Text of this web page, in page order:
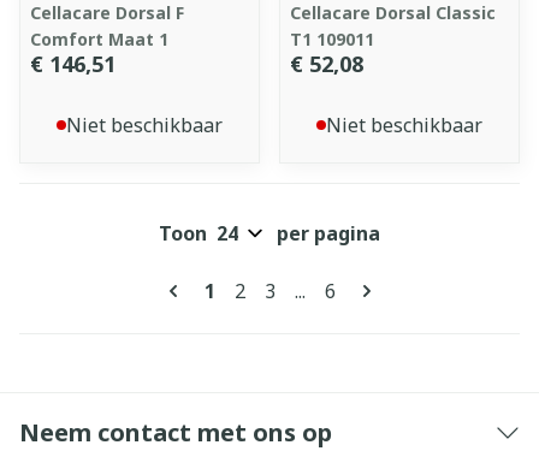
Cellacare Dorsal F
Comfort Maat 1
€ 146,51
Niet beschikbaar
Cellacare Dorsal Classic
T1 109011
€ 52,08
Niet beschikbaar
Pagina's
U lees momenteel pagina
1 Pagina
2 Pagina
3 ... Pagina
6
Toon per pagina
Neem contact met ons op